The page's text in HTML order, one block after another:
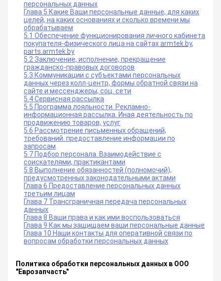
Правила публикации отзывов
Политика видеонаблюдения
Подача электронных обращений (обращений в
электронной форме)
персональных данных
Глава 5 Какие Ваши персональные данные, для каких
целей, на каких основаниях и сколько времени мы
обрабатываем
5.1 Обеспечение функционирования личного кабинета
покупателя-физического лица на сайтахarmtek.by,
parts.armtek.by
5.2 Заключение, исполнение, прекращение
гражданско-правовых договоров
5.3 Коммуникации с субъектами персональных
данных через колл-центр, формы обратной связи на
сайте и мессенджеры, соц. сети
5.4 Сервисная рассылка
5.5 Программа лояльности. Рекламно-
информационная рассылка. Иная деятельность по
продвижению товаров, услуг
5.6 Рассмотрение письменных обращений,
требований. предоставление информации по
запросам
5.7 Подбор персонала. Взаимодействие с
соискателями, практикантами
5.8 Выполнение обязанностей (полномочий),
предусмотренных законодательными актами
Глава 6 Предоставление персональных данных
третьим лицам
Глава 7 Трансграничная передача персональных
данных
Глава 8 Ваши права и как ими воспользоваться
Глава 9 Как мы защищаем ваши персональные данные
Глава 10 Наши контакты для оперативной связи по
вопросам обработки персональных данных
Политика обработки персональных данных в ООО
"Еврозапчасть"